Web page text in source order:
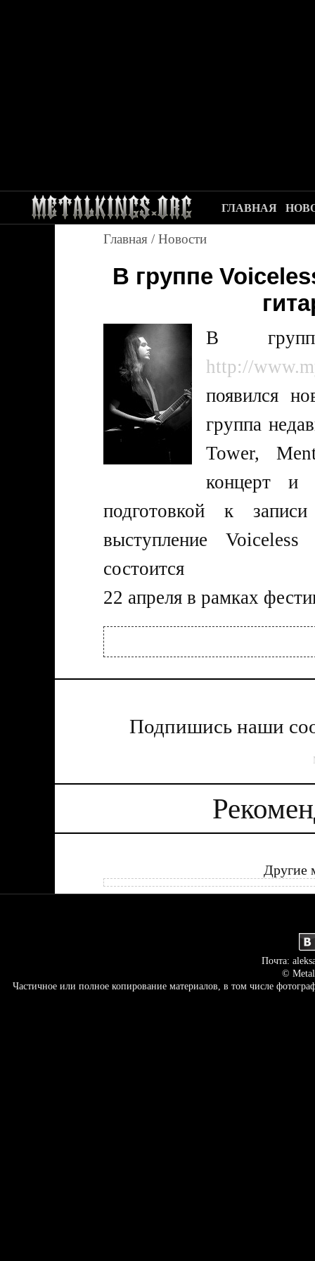
ГЛАВНАЯ
Главная / Новости
В группе
В
http://
появился
группа
Tower,
концерт и
подготовкой к
выступление
состоится
22 апреля в рамках
Подпишись наши
Другие
Почта:
©
Частичное или полное копирование материалов, в том числе